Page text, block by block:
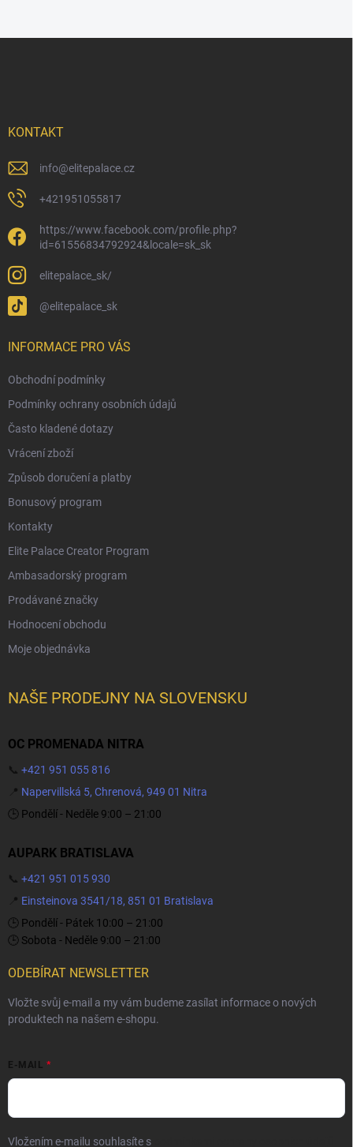
KONTAKT
info@elitepalace.cz
+421951055817
https://www.facebook.com/profile.php?
id=61556834792924&locale=sk_sk
elitepalace_sk/
@elitepalace_sk
INFORMACE PRO VÁS
Obchodní podmínky
Podmínky ochrany osobních údajů
Často kladené dotazy
Vrácení zboží
Způsob doručení a platby
Bonusový program
Kontakty
Elite Palace Creator Program
Ambasadorský program
Prodávané značky
Hodnocení obchodu
Moje objednávka
NAŠE PRODEJNY NA SLOVENSKU
OC PROMENADA NITRA
📞 +421 951 055 816
📍 Napervillská 5, Chrenová, 949 01 Nitra
🕒 Pondělí - Neděle 9:00 – 21:00
AUPARK BRATISLAVA
📞 +421 951 015 930
📍 Einsteinova 3541/18, 851 01 Bratislava
🕒 Pondělí - Pátek 10:00 – 21:00
🕒 Sobota - Neděle 9:00 – 21:00
ODEBÍRAT NEWSLETTER
Vložte svůj e-mail a my vám budeme zasílat informace o nových
produktech na našem e-shopu.
E-MAIL
Vložením e-mailu souhlasíte s